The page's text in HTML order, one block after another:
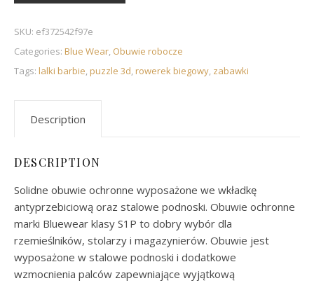
SKU: ef372542f97e
Categories: Blue Wear, Obuwie robocze
Tags: lalki barbie,puzzle 3d,rowerek biegowy, zabawki
Description
DESCRIPTION
Solidne obuwie ochronne wyposażone we wkładkę
antyprzebiciową oraz stalowe podnoski. Obuwie ochronne
marki Bluewear klasy S1P to dobry wybór dla
rzemieślników, stolarzy i magazynierów. Obuwie jest
wyposażone w stalowe podnoski i dodatkowe
wzmocnienia palców zapewniające wyjątkową